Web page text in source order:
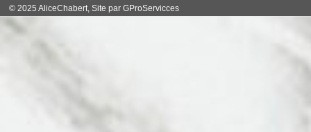
© 2025 AliceChabert, Site par GProServicces